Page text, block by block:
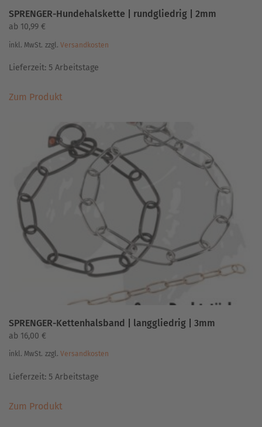
SPRENGER-Hundehalskette | rundgliedrig | 2mm
ab 10,99 €
inkl. MwSt. zzgl. Versandkosten
Lieferzeit: 5 Arbeitstage
Zum ProduktProdukt
mehrere
Varianten
auf.
Die
Optionen
können
Produktseite
gewählt
werden
SPRENGER-Kettenhalsband | langgliedrig | 3mm
ab 16,00 €
inkl. MwSt. zzgl. Versandkosten
Lieferzeit: 5 Arbeitstage
Zum ProduktProdukt